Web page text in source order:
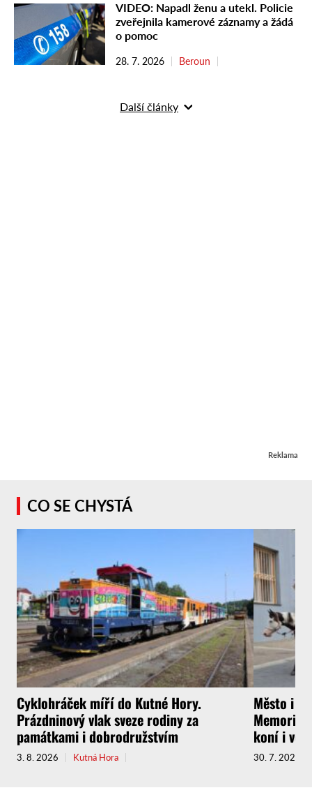
VIDEO: Napadl ženu a utekl. Policie
zveřejnila kamerové záznamy a žádá
o pomoc
28. 7. 2026 Beroun
Další články
Reklama
CO SE CHYSTÁ
Cyklohráček míří do Kutné Hory.
Prázdninový vlak sveze rodiny za
památkami i dobrodružstvím
3. 8. 2026 Kutná Hora
Město i
Memoriál
koní i
30. 7. 2026